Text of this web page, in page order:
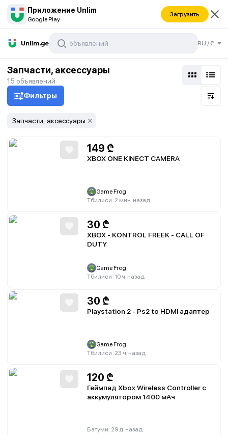
Приложение Unlim
Google Play
Загрузить
RU /₾
Запчасти, аксессуары
15 объявлений
Фильтры
Запчасти, аксессуары
149 ₾
XBOX ONE KINECT CAMERA
Game Frog
Тбилиси 2 мин. назад
30 ₾
XBOX - KONTROL FREEK - CALL OF
DUTY
Game Frog
Тбилиси 10 ч. назад
30 ₾
Playstation 2 - Ps2 to HDMI адаптер
Game Frog
Тбилиси 23 ч. назад
120 ₾
Геймпад Xbox Wireless Controller с
аккумулятором 1400 мАч
Батуми 29 д. назад